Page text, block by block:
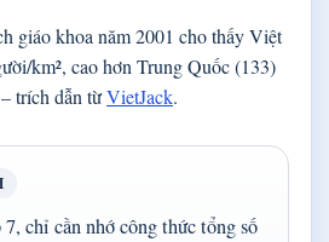
giáo khoa năm 2001 cho thấy Việt
km², cao hơn Trung Quốc (133)
trích dẫn từVietJack.
chỉ cần nhớ công thức tổng số